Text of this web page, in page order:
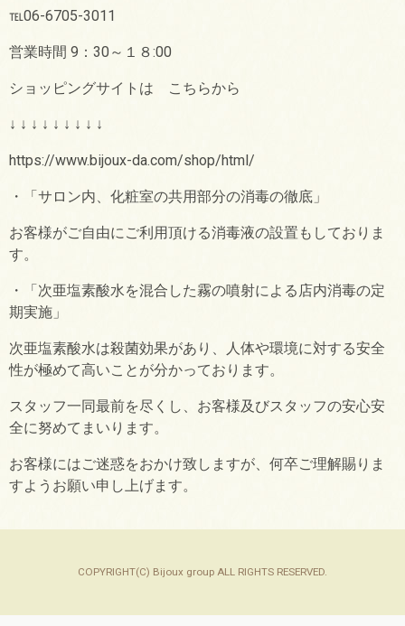
℡06-6705-3011
営業時間 9：30～１８:00
ショッピングサイトは こちらから
↓ ↓ ↓ ↓ ↓ ↓ ↓ ↓ ↓
https://www.bijoux-da.com/shop/html/
・「サロン内、化粧室の共用部分の消毒の徹底」
お客様がご自由にご利用頂ける消毒液の設置もしておりま
す。
・「次亜塩素酸水を混合した霧の噴射による店内消毒の定
期実施」
次亜塩素酸水は殺菌効果があり、人体や環境に対する安全
性が極めて高いことが分かっております。
スタッフ一同最前を尽くし、お客様及びスタッフの安心安
全に努めてまいります。
お客様にはご迷惑をおかけ致しますが、何卒ご理解賜りま
すようお願い申し上げます。
COPYRIGHT(C) Bijoux group ALL RIGHTS RESERVED.